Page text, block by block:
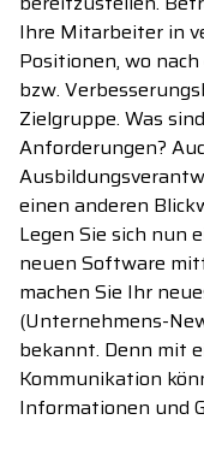
Ihre Mitarbeiter in
Positionen, wo n
bzw. Verbesserungs
Zielgruppe. Was
Anforderungen?
einen anderen
Legen Sie sich nun
neuen Software
machen Sie Ihr
(Unternehmens-N
bekannt. Denn mit
Kommunikation
Informationen und